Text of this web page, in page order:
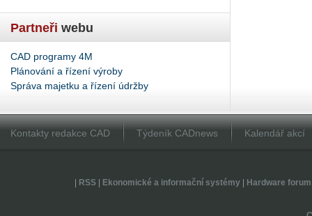
Partneři webu
CAD programy 4M
Plánování a řízení výroby
Správa majetku a řízení údržby
Kontakty redakce CAD Týdeník CADnews Kalendář akcí
RSS| Ekonomické a informační systémy| Hardware forum